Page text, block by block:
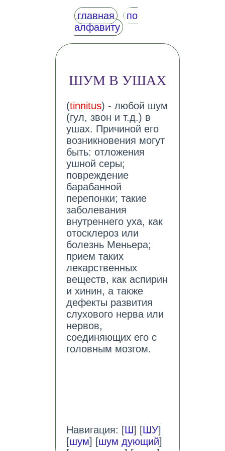
главная
по
алфавиту
ШУМ В УШАХ
(tinnitus) - любой шум
(гул, звон и т.д.) в
ушах. Причиной его
возникновения могут
быть: отложения
ушной серы;
повреждение
барабанной
перепонки; такие
заболевания
внутреннего уха, как
отосклероз или
болезнь Меньера;
прием таких
лекарственных
веществ, как аспирин
и хинин, а также
дефекты развития
слухового нерва или
нервов,
соединяющих его с
головным мозгом.
Навигация: [Ш] [ШУ]
[шум] [шум дующий]